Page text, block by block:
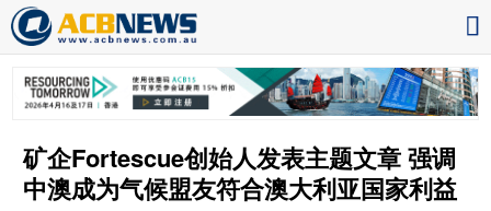
矿企Fortescue创始人发表主题文章 强调
中澳成为气候盟友符合澳大利亚国家利益